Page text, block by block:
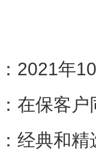
2021年
在保客
经典和精